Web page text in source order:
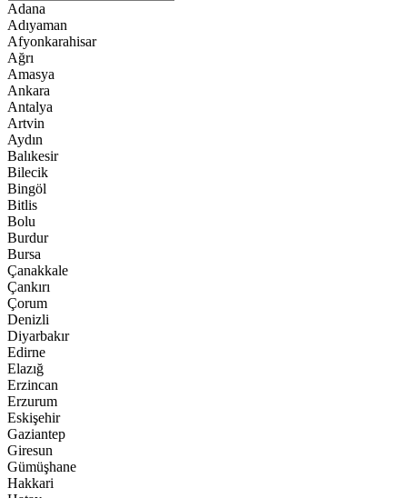
Adana
Adıyaman
Afyonkarahisar
Ağrı
Amasya
Ankara
Antalya
Artvin
Aydın
Balıkesir
Bilecik
Bingöl
Bitlis
Bolu
Burdur
Bursa
Çanakkale
Çankırı
Çorum
Denizli
Diyarbakır
Edirne
Elazığ
Erzincan
Erzurum
Eskişehir
Gaziantep
Giresun
Gümüşhane
Hakkari